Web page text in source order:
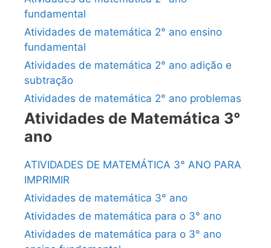
fundamental
Atividades de matemática 2° ano ensino
fundamental
Atividades de matemática 2° ano adição e
subtração
Atividades de matemática 2° ano problemas
Atividades de Matemática 3°
ano
ATIVIDADES DE MATEMÁTICA 3° ANO PARA
IMPRIMIR
Atividades de matemática 3° ano
Atividades de matemática para o 3° ano
Atividades de matemática para o 3° ano